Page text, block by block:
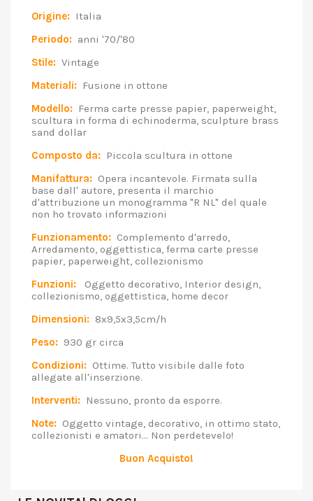
Origine: Italia
Periodo: anni '70/'80
Stile: Vintage
Materiali: Fusione in ottone
Modello: Ferma carte presse papier, paperweight,
scultura in forma di echinoderma, sculpture brass
sand dollar
Composto da: Piccola scultura in ottone
Manifattura: Opera incantevole. Firmata sulla
base dall' autore, presenta il marchio
d'attribuzione un monogramma "R NL" del quale
non ho trovato informazioni
Funzionamento: Complemento d'arredo,
Arredamento, oggettistica, ferma carte presse
papier, paperweight, collezionismo
Funzioni: Oggetto decorativo, Interior design,
collezionismo, oggettistica, home decor
Dimensioni: 8x9,5x3,5cm/h
Peso: 930 gr circa
Condizioni: Ottime. Tutto visibile dalle foto
allegate all'inserzione.
Interventi: Nessuno, pronto da esporre.
Note: Oggetto vintage, decorativo, in ottimo stato,
collezionisti e amatori... Non perdetevelo!
Buon Acquisto!